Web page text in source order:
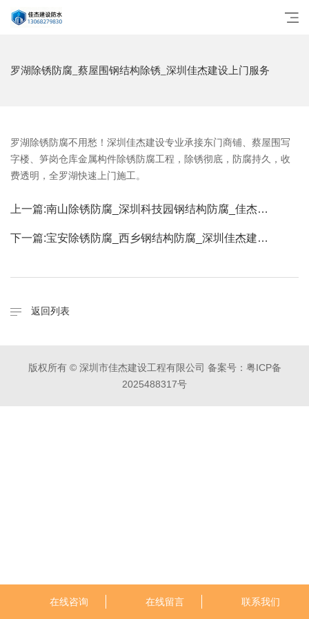
罗湖除锈防腐_蔡屋围钢结构除锈_深圳佳杰建设上门服务
罗湖除锈防腐不用愁！深圳佳杰建设专业承接东门商铺、蔡屋围写
字楼、笋岗仓库金属构件除锈防腐工程，除锈彻底，防腐持久，收
费透明，全罗湖快速上门施工。
上一篇:南山除锈防腐_深圳科技园钢结构防腐_佳杰…
下一篇:宝安除锈防腐_西乡钢结构防腐_深圳佳杰建…
返回列表
版权所有 © 深圳市佳杰建设工程有限公司 备案号：粤ICP备
2025488317号
在线咨询 在线留言 联系我们